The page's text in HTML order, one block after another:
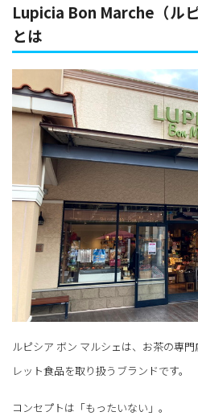
Lupicia Bon Marche（ル
とは
ルピシア ボン マルシェは、お茶の専
レット食品を取り扱うブランドです。
コンセプトは「もったいない」。